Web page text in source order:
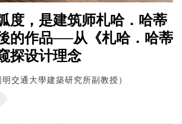
度，是建筑师札哈．哈蒂
的作品──从《札哈．哈蒂
探设计理念
交通大學建築研究所副教授）